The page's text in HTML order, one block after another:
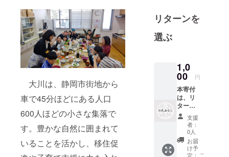
大川は、静岡市街地から
車で45分ほどにある人口
600人ほどの小さな集落で
す。豊かな自然に囲まれて
いることを活かし、移住促
リターンを
選ぶ
1,0
00 円
本寄付
は、リ
ターン
の無い
寄付と
なりま
す。
支援
者：
0人
お届
け予
定：